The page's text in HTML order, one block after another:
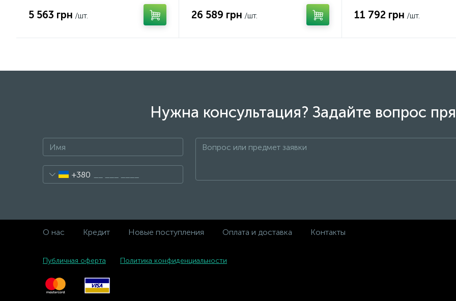
5 563 грн /шт. 26 589 грн /шт. 11 792 грн /шт.
Нужна консультация? Задайте вопрос
+380
О нас Кредит Новые поступления Оплата и доставка Контакты
Публичная оферта Политика конфиденциальности